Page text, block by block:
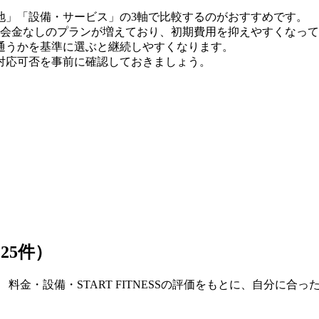
「設備・サービス」の3軸で比較するのがおすすめです。
金なしのプランが増えており、初期費用を抑えやすくなっ
かを基準に選ぶと継続しやすくなります。
可否を事前に確認しておきましょう。
件）
金・設備・START FITNESSの評価をもとに、自分に合っ